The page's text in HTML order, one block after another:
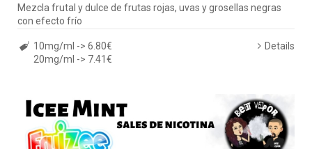
Mezcla frutal y dulce de frutas rojas, uvas y grosellas negras
con efecto frío
10mg/ml -> 6.80€
20mg/ml -> 7.41€
Details